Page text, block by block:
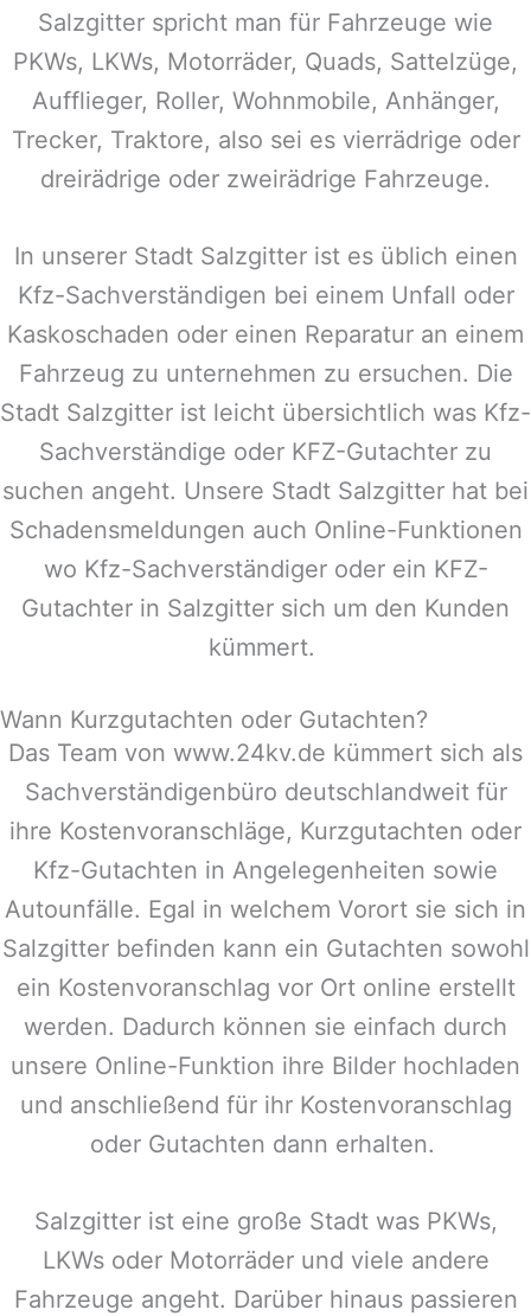
Salzgitter spricht man für Fahrzeuge wie
PKWs, LKWs, Motorräder, Quads, Sattelzüge,
Aufflieger, Roller, Wohnmobile, Anhänger,
Trecker, Traktore, also sei es vierrädrige oder
dreirädrige oder zweirädrige Fahrzeuge.
In unserer Stadt Salzgitterist es üblich einen
Kfz-Sachverständigen bei einem Unfall oder
Kaskoschaden oder einen Reparatur an einem
Fahrzeug zu unternehmen zu ersuchen. Die
Stadt Salzgitter ist leicht übersichtlich was Kfz-
Sachverständige oder KFZ-Gutachter zu
suchen angeht. Unsere Stadt Salzgitter hat bei
Schadensmeldungen auch Online-Funktionen
wo Kfz-Sachverständiger oder ein KFZ-
Gutachter in Salzgitter sich um den Kunden
kümmert.
Wann Kurzgutachten oder Gutachten?
Das Team von www.24kv.de kümmert sich als
Sachverständigenbüro deutschlandweit für
ihre Kostenvoranschläge, Kurzgutachten oder
Kfz-Gutachten in Angelegenheiten sowie
Autounfälle. Egal in welchem Vorort sie sich in
Salzgitterbefinden kann ein Gutachten sowohl
ein Kostenvoranschlag vor Ort online erstellt
werden. Dadurch können sie einfach durch
unsere Online-Funktion ihre Bilder hochladen
und anschließend für ihr Kostenvoranschlag
oder Gutachten dann erhalten.
Salzgitterist eine große Stadt was PKWs,
LKWs oder Motorräder und viele andere
Fahrzeuge angeht. Darüber hinaus passieren